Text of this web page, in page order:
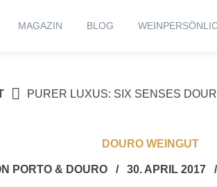
MAGAZIN BLOG
PURER LUXUS: SIX SENSES
DOURO WEINGUT
PORTO & DOURO / 30. APRIL 2017 /